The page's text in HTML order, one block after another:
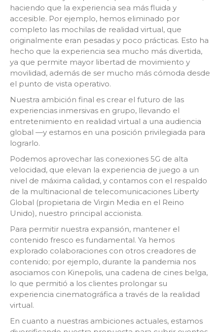
haciendo que la experiencia sea más fluida y
accesible. Por ejemplo, hemos eliminado por
completo las mochilas de realidad virtual, que
originalmente eran pesadas y poco prácticas. Esto ha
hecho que la experiencia sea mucho más divertida,
ya que permite mayor libertad de movimiento y
movilidad, además de ser mucho más cómoda desde
el punto de vista operativo.
Nuestra ambición final es crear el futuro de las
experiencias inmersivas en grupo, llevando el
entretenimiento en realidad virtual a una audiencia
global —y estamos en una posición privilegiada para
lograrlo.
Podemos aprovechar las conexiones 5G de alta
velocidad, que elevan la experiencia de juego a un
nivel de máxima calidad, y contamos con el respaldo
de la multinacional de telecomunicaciones Liberty
Global (propietaria de Virgin Media en el Reino
Unido), nuestro principal accionista.
Para permitir nuestra expansión, mantener el
contenido fresco es fundamental. Ya hemos
explorado colaboraciones con otros creadores de
contenido; por ejemplo, durante la pandemia nos
asociamos con Kinepolis, una cadena de cines belga,
lo que permitió a los clientes prolongar su
experiencia cinematográfica a través de la realidad
virtual.
En cuanto a nuestras ambiciones actuales, estamos